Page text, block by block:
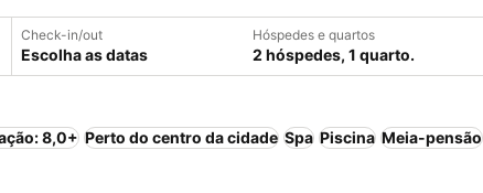
Check-in/out
Escolha as datas
Hóspedes e quartos
2 hóspedes, 1 quarto.
8,0+ Perto do centro da cidade Spa Piscina Meia-pensão